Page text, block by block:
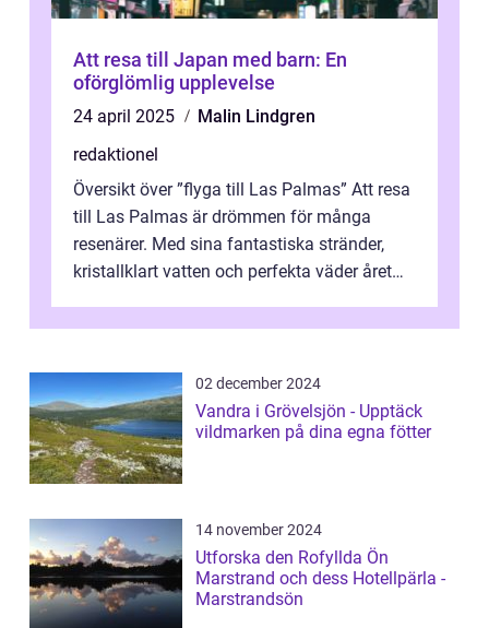
Att resa till Japan med barn: En
oförglömlig upplevelse
24 april 2025
Malin Lindgren
redaktionel
Översikt över ”flyga till Las Palmas” Att resa
till Las Palmas är drömmen för många
resenärer. Med sina fantastiska stränder,
kristallklart vatten och perfekta väder året
02 december 2024
Vandra i Grövelsjön - Upptäck
vildmarken på dina egna fötter
14 november 2024
Utforska den Rofyllda Ön
Marstrand och dess Hotellpärla -
Marstrandsön